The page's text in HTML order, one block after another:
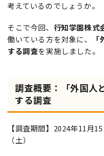
考えているのでしょうか。
そこで今回、 行知学園株式
働いている方を対象に、
する調査を実施しました。
調査概要：「外国人
する調査
【調査期間】2024年11月
（土）